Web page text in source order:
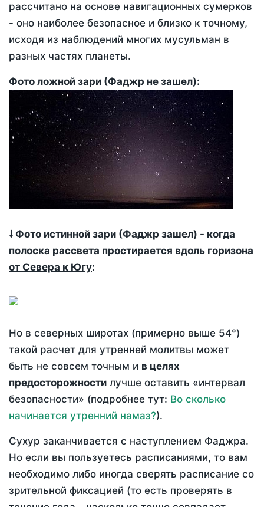
рассчитано на основе навигационных сумерков
- оно наиболее безопасное и близко к точному,
исходя из наблюдений многих мусульман в
разных частях планеты.
Фото ложной зари (Фаджр не зашел):
🠗 Фото истинной зари (Фаджр зашел) - когда
полоска рассвета простирается вдоль горизона
от Севера к Югу:
Но в северных широтах (примерно выше 54°)
такой расчет для утренней молитвы может
быть не совсем точным и в целях
предосторожности лучше оставить «интервал
безопасности» (подробнее тут: Во сколько
начинается утренний намаз?).
Сухур заканчивается с наступлением Фаджра.
Но если вы пользуетесь расписаниями, то вам
необходимо либо иногда сверять расписание со
зрительной фиксацией (то есть проверять в